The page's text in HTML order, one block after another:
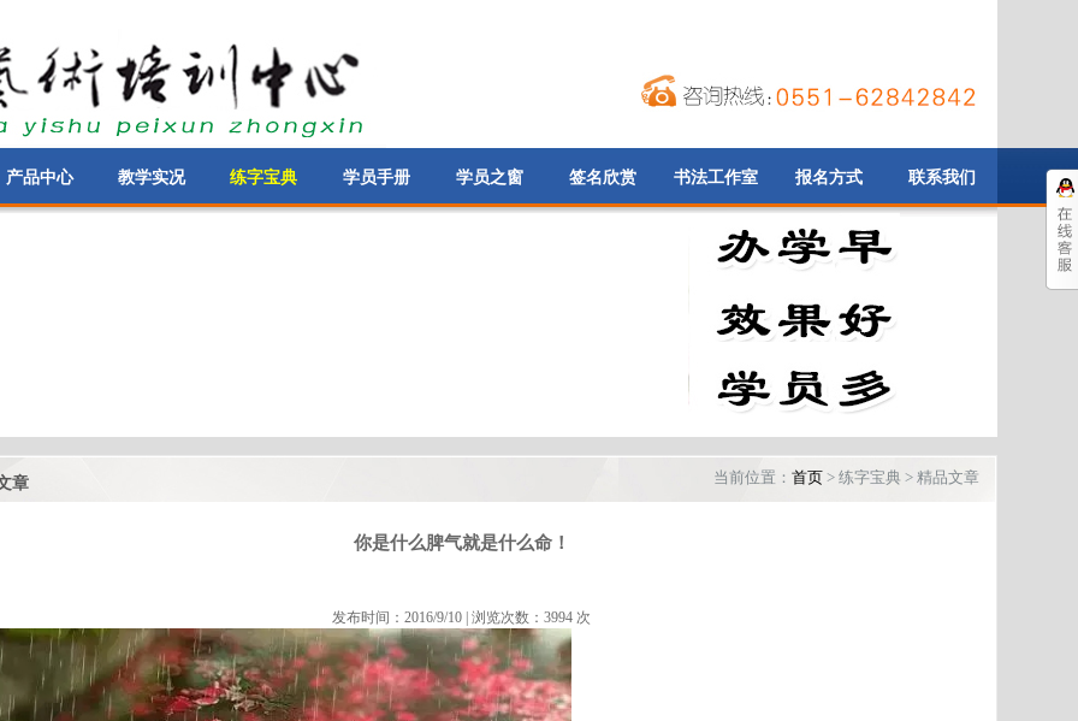
产品中心 教学实况 练字宝典 学员手册 学员之窗 签名欣赏 书法工作室 报名方式 联系我们
章 当前位置： 首页> 练字宝典 > 精品文章
你是什么脾气就是什么命！
发布时间：2016/9/10 | 浏览次数：3994 次